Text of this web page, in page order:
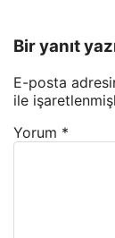
Bir yanıt
E-posta
ile
Yorum *